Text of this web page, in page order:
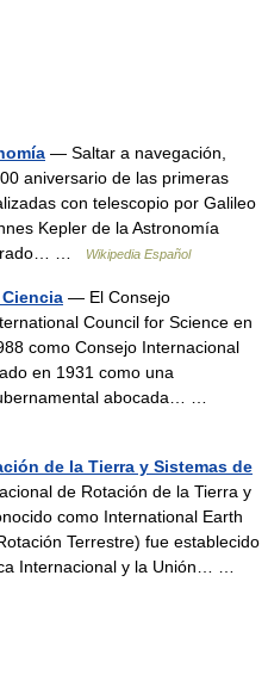
— Saltar a navegación,
aniversario de las primeras
con telescopio por Galileo
Kepler de la Astronomía
…
Wikipedia Español
— El Consejo
Council for Science en
como Consejo Internacional
en 1931 como una
abocada… …
de la Tierra y Sistemas de
de Rotación de la Tierra y
como International Earth
Terrestre) fue establecido
Internacional y la Unión… …